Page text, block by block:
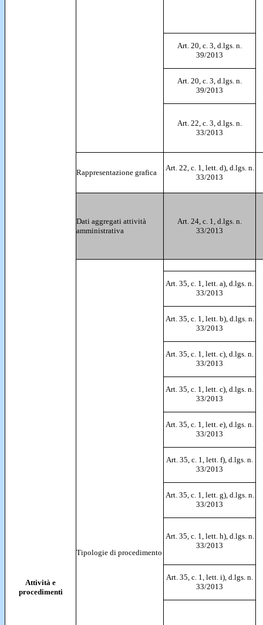
Art. 20, c. 3, d.lgs. n.
39/2013
Art. 20, c. 3, d.lgs. n.
39/2013
Art. 22, c. 3, d.lgs. n.
33/2013
Rappresentazione grafica
Art. 22, c. 1, lett. d), d.lgs. n.
33/2013
Attività e
procedimenti
Dati aggregati attività
amministrativa
Art. 24, c. 1, d.lgs. n.
33/2013
Tipologie di procedimento
Art. 35, c. 1, lett. a), d.lgs. n.
33/2013
Art. 35, c. 1, lett. b), d.lgs. n.
33/2013
Art. 35, c. 1, lett. c), d.lgs. n.
33/2013
Art. 35, c. 1, lett. c), d.lgs. n.
33/2013
Art. 35, c. 1, lett. e), d.lgs. n.
33/2013
Art. 35, c. 1, lett. f), d.lgs. n.
33/2013
Art. 35, c. 1, lett. g), d.lgs. n.
33/2013
Art. 35, c. 1, lett. h), d.lgs. n.
33/2013
Art. 35, c. 1, lett. i), d.lgs. n.
33/2013